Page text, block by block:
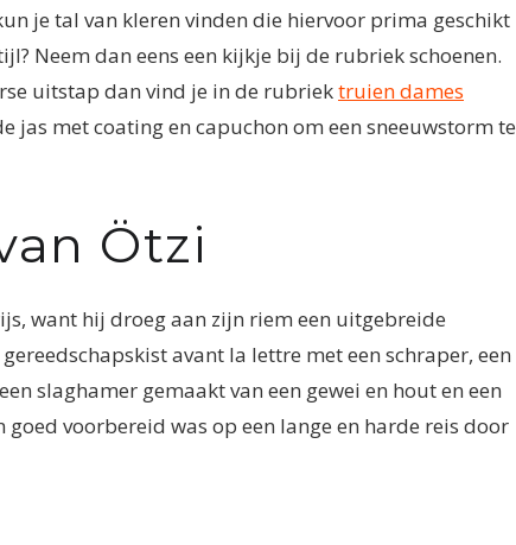
je tal van kleren vinden die hiervoor prima geschikt
Neem dan eens een kijkje bij de rubriek schoenen.
uitstap dan vind je in de rubriektruien dames
jas met coating en capuchon om een sneeuwstorm te
Ötzi
want hij droeg aan zijn riem een uitgebreide
avant la lettre met een schraper, een
slaghamer gemaakt van een gewei en hout en een
voorbereid was op een lange en harde reis door